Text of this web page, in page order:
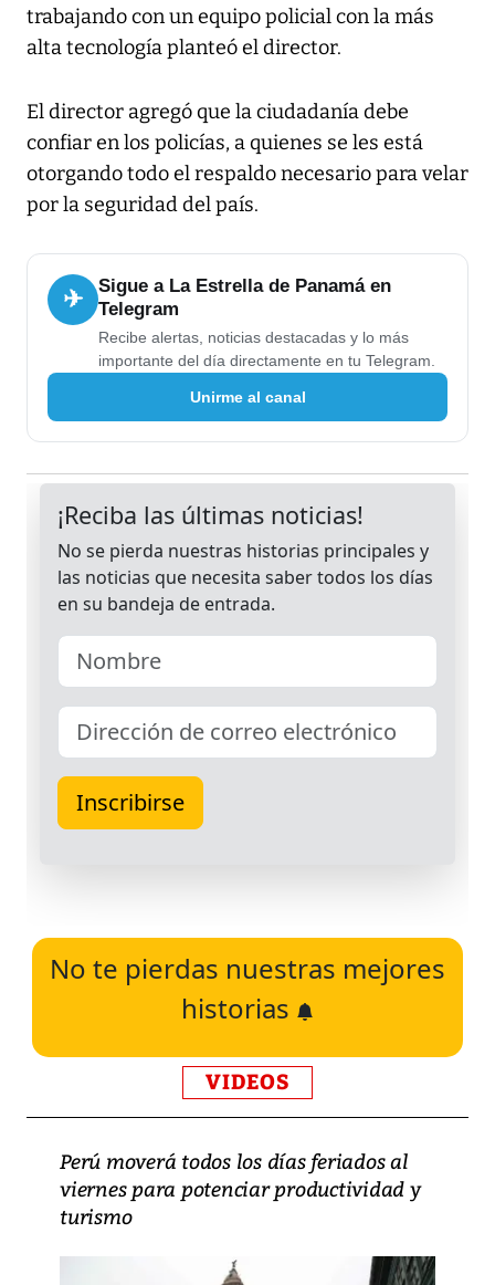
trabajando con un equipo policial con la más
alta tecnología planteó el director.
El director agregó que la ciudadanía debe
confiar en los policías, a quienes se les está
otorgando todo el respaldo necesario para velar
por la seguridad del país.
✈
Sigue a La Estrella de Panamá en
Telegram
Recibe alertas, noticias destacadas y lo más
importante del día directamente en tu Telegram.
Unirme al canal
No te pierdas nuestras mejores
historias
VIDEOS
Perú moverá todos los días feriados al
viernes para potenciar productividad y
turismo